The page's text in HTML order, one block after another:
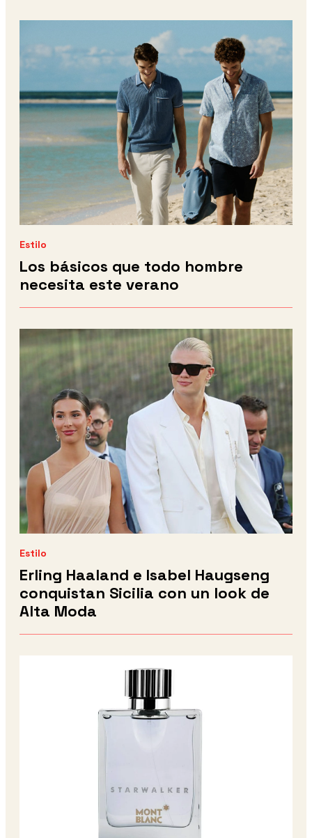
Estilo
Los básicos que todo hombre
necesita este verano
Estilo
Erling Haaland e Isabel Haugseng
conquistan Sicilia con un look de
Alta Moda